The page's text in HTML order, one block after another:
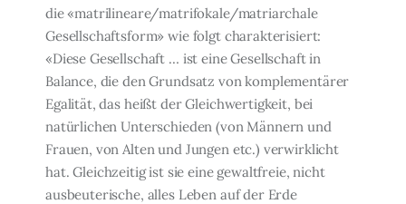
die «matrilineare/matrifokale/matri­archale
Gesellschaftsform» wie folgt charakterisiert:
«Diese Gesellschaft … ist eine Ge­sellschaft in
Balance, die den Grundsatz von komplementärer
Egalität, das heißt der Gleichwertigkeit, bei
natürlichen Unterschieden (von Männern und
Frauen, von Alten und Jungen etc.) verwirklicht
hat. Gleichzeitig ist sie eine gewaltfreie, nicht
ausbeuteri­sche, alles Leben auf der Erde